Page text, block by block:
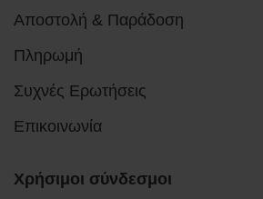
Αποστολή & Παράδοση
Πληρωμή
Συχνές Ερωτήσεις
Επικοινωνία
Χρήσιμοι σύνδεσμοι